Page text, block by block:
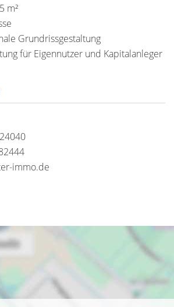
m²
Grundrissgestaltung
für Eigennutzer und Kapitalanleger
immo.de